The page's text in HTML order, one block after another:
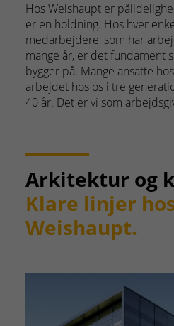
Hos Weishaupt er
er en holdning. Hos hver
medarbejdere, som har
mange år, er det fundament
bygger på. Mange ansatte
arbejdet hos os i tre
40 år. Det er vi som
Arkitektur og
Klare linjer
Weishaupt.